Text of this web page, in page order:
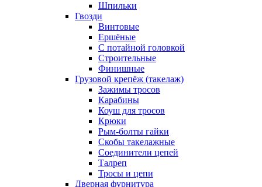
Шпильки
Гвозди
Винтовые
Ершёные
С потайной головкой
Строительные
Финишные
Грузовой крепёж (такелаж)
Зажимы тросов
Карабины
Коуш для тросов
Крюки
Рым-болты гайки
Скобы такелажные
Соединители цепей
Талреп
Тросы и цепи
Дверная фурнитура